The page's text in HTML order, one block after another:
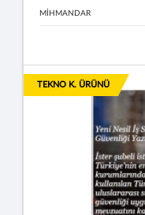
MİHMANDAR
TEKNO K. ÜRÜNÜ